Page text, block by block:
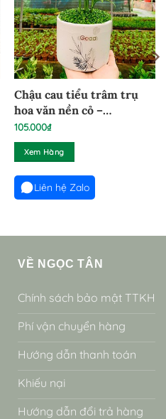
Chậu cau tiểu trâm trụ
hoa văn nền cỏ –
CTT180924
105.000₫
Xem Hàng
Liên hệ Zalo
VỀ NGỌC TÂN
Chính sách bảo mật TTKH
Phí vận chuyển hàng
Hướng dẫn thanh toán
Khiếu nại
Hướng dẫn đổi trả hàng